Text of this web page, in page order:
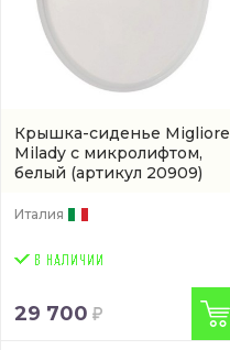
Крышка-сиденье Migliore
Milady с микролифтом,
белый (артикул 20909)
Италия
29 700